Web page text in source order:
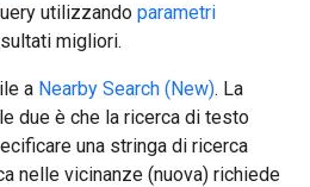
utilizzando parametri
migliori.
a Nearby Search (New). La
due è che la ricerca di testo
una stringa di ricerca
nelle vicinanze (nuova) richiede